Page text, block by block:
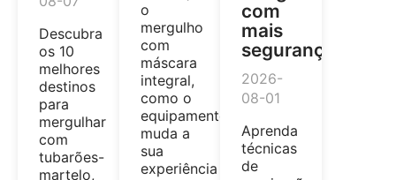
Descubra
os 10
melhores
destinos
para
mergulhar
com
tubarões-
martelo,
o
mergulho
com
máscara
integral,
como o
equipamento
muda a
sua
experiência
com
mais
segurança
2026-
08-01
Aprenda
técnicas
de